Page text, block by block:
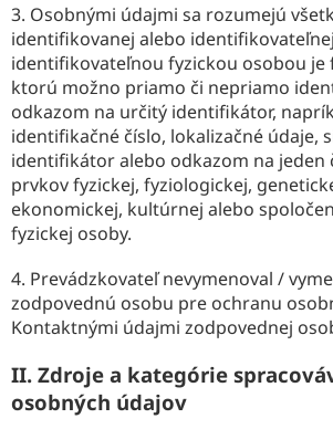
3. Osobnými údajmi sa rozumejú
identifikovanej alebo
identifikovateľnou fyzickou osobou je
ktorú možno priamo či nepriamo
odkazom na určitý identifikátor,
identifikačné číslo, lokalizačné údaje,
identifikátor alebo odkazom na jeden
prvkov fyzickej, fyziologickej,
ekonomickej, kultúrnej alebo
fyzickej osoby.
4. Prevádzkovateľ nevymenoval /
zodpovednú osobu pre ochranu
Kontaktnými údajmi zodpovednej
II. Zdroje a kategórie
osobných údajov